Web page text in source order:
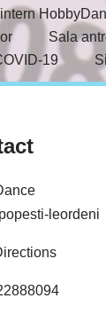
Sala
19
leordeni